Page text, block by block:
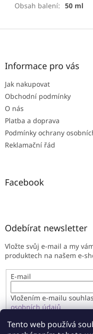
Tento web používá
Obsah balení: 50 ml
Z
Informace pro vás
Jak nakupovat
Obchodní podmínky
O nás
Platba a doprava
Podmínky ochrany
Reklamační řád
Facebook
Odebírat newsletter
Vložte svůj e-mail a my
produktech na našem e-
E-mail
Vložením e-mailu
osobních údajů
PŘIHLÁSIT SE